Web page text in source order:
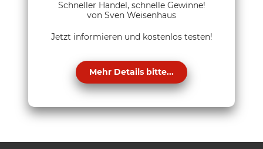
Schneller Handel, schnelle Gewinne!
von Sven Weisenhaus
Jetzt informieren und kostenlos testen!
Mehr Details bitte...